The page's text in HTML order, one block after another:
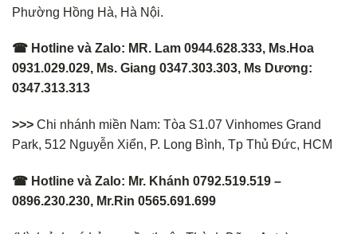
Phường Hồng Hà, Hà Nội.
☎ Hotline và Zalo: MR. Lam 0944.628.333, Ms.Hoa
0931.029.029, Ms. Giang 0347.303.303, Ms Dương:
0347.313.313
>>> Chi nhánh miền Nam: Tòa S1.07 Vinhomes Grand
Park, 512 Nguyễn Xiển, P. Long Bình, Tp Thủ Đức, HCM
☎ Hotline và Zalo: Mr. Khánh 0792.519.519 –
0896.230.230, Mr.Rin 0565.691.699